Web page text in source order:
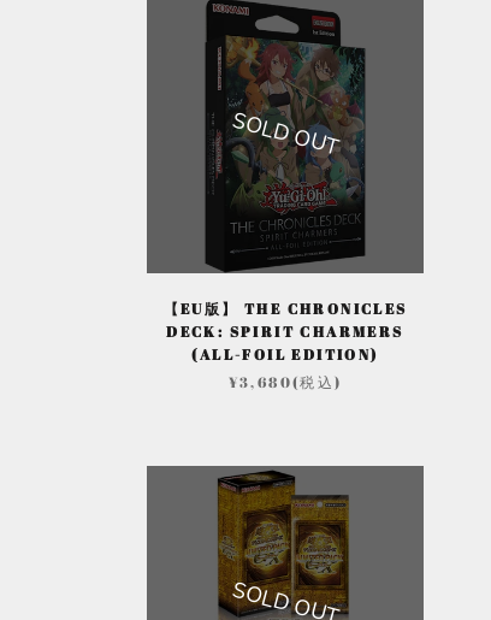
SOLD OUT
【EU版】 THE CHRONICLES
DECK: SPIRIT CHARMERS
(ALL-FOIL EDITION)
¥3,680(税込)
SOLD OUT